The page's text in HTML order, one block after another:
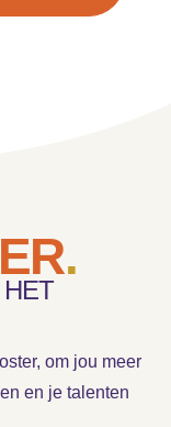
.
om jou meer
en je talenten